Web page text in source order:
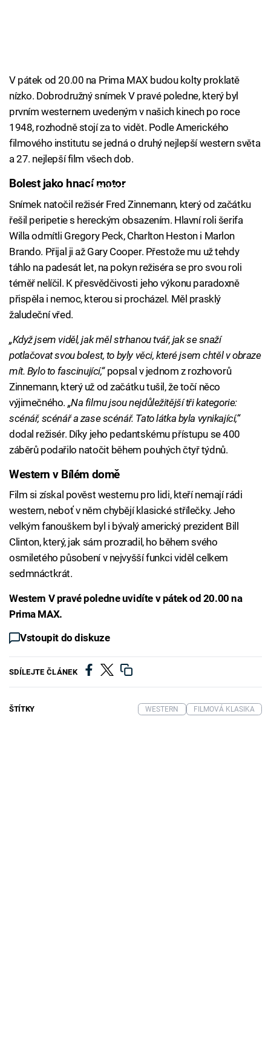
V pátek od 20.00 na Prima MAX budou kolty proklatě
nízko. Dobrodružný snímek V pravé poledne, který byl
prvním westernem uvedeným v našich kinech po roce
1948, rozhodně stojí za to vidět. Podle Amerického
filmového institutu se jedná o druhý nejlepší western světa
a 27. nejlepší film všech dob.
Failed to fetch
Bolest jako hnací motor
Snímek natočil režisér Fred Zinnemann, který od začátku
řešil peripetie s hereckým obsazením. Hlavní roli šerifa
Willa odmítli Gregory Peck, Charlton Heston i Marlon
Brando. Přijal ji až Gary Cooper. Přestože mu už tehdy
táhlo na padesát let, na pokyn režiséra se pro svou roli
téměř nelíčil. K přesvědčivosti jeho výkonu paradoxně
přispěla i nemoc, kterou si procházel. Měl prasklý
žaludeční vřed.
„Když jsem viděl, jak měl strhanou tvář, jak se snaží
potlačovat svou bolest, to byly věci, které jsem chtěl v obraze
mít. Bylo to fascinující,“popsal v jednom z rozhovorů
Zinnemann, který už od začátku tušil, že točí něco
výjimečného. „Na filmu jsou nejdůležitější tři kategorie:
scénář, scénář a zase scénář. Tato látka byla vynikající,“
dodal režisér. Díky jeho pedantskému přístupu se 400
záběrů podařilo natočit během pouhých čtyř týdnů.
Western v Bílém domě
Film si získal pověst westernu pro lidi, kteří nemají rádi
western, neboť v něm chybějí klasické střílečky. Jeho
velkým fanouškem byl i bývalý americký prezident Bill
Clinton, který, jak sám prozradil, ho během svého
osmiletého působení v nejvyšší funkci viděl celkem
sedmnáctkrát.
Western V pravé poledne uvidíte v pátek od 20.00 na
Prima MAX.
Vstoupit do diskuze
SDÍLEJTE ČLÁNEK
ŠTÍTKY WESTERN FILMOVÁ KLASIKA